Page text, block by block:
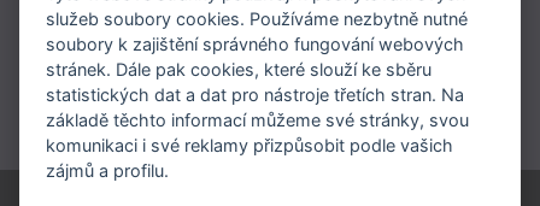
Doprava:
Platba:
služeb soubory cookies. Používáme nezbytně nutné
soubory k zajištění správného fungování webových
stránek. Dále pak cookies, které slouží ke sběru
statistických dat a dat pro nástroje třetích stran. Na
základě těchto informací můžeme své stránky, svou
komunikaci i své reklamy přizpůsobit podle vašich
zájmů a profilu.